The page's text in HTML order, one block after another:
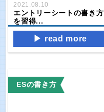
2021.08.10
エントリーシートの書き方
を習得...
read more
ESの書き方